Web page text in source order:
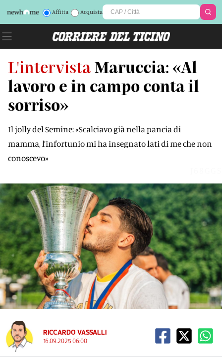
Affitta Acquista
L'intervista Maruccia: «Al
lavoro e in campo conta il
sorriso»
Il jolly del Semine: «Scalciavo già nella pancia di
mamma, l’infortunio mi ha insegnato lati di me che non
conoscevo»
RICCARDO VASSALLI
16.09.2025 06:00